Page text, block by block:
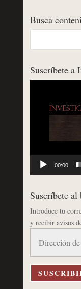
Busca
Suscríbete a
00:00
Suscríbete
Introduce tu
y recibir avisos
correo
electrónico